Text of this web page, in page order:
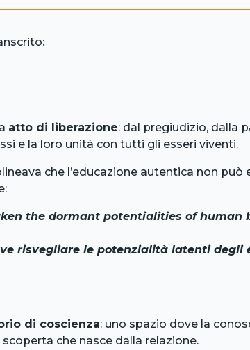
atto di liberazione: dal pregiudizio, dalla
e la loro unità con tutti gli esseri viventi.
che l’educazione autentica non
the dormant potentialities of human
risvegliare le potenzialità latenti degli
di coscienza: uno spazio dove la
che nasce dalla relazione.